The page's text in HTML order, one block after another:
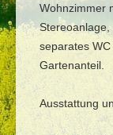
Wohnzimmer
separates
Gartenanteil.
Ausstattung